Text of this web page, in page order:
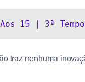
15 | 3ª
traz nenhuma